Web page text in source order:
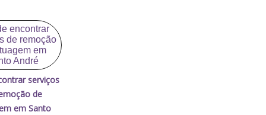
serviços
de
em Santo